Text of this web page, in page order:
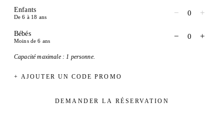
Enfants
De 6 à 18 ans − 0 +
Bébés
Moins de 6 ans − 0 +
Capacité maximale : 1 personne.
+ AJOUTER UN CODE PROMO
DEMANDER LA RÉSERVATION